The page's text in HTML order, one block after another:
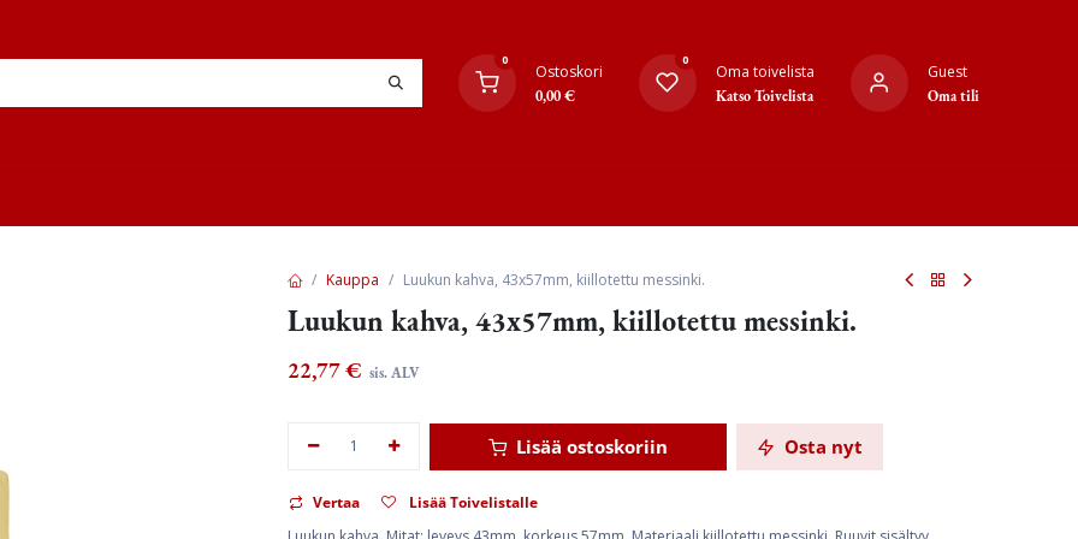
0
Ostoskori
0,00€
0
Oma toivelista
Katso Toivelista
Guest
Oma tili
Kauppa Luukun kahva, 43x57mm, kiillotettu messinki.
Luukun kahva, 43x57mm, kiillotettu messinki.
22,77€ sis. ALV
Lisää ostoskoriin Osta nyt
Vertaa
Lisää Toivelistalle